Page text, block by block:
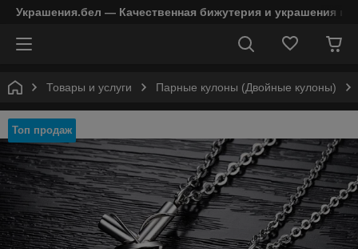
Украшения.бел — Качественная бижутерия и украшения в
Товары и услуги Парные кулоны (Двойные кулоны)
Топ продаж